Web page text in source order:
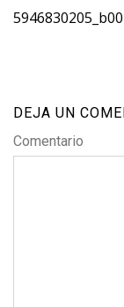
DEJA UN
Comentario